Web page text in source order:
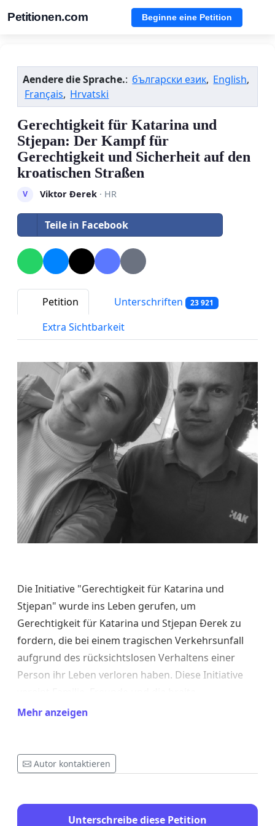
Petitionen.com Beginne eine Petition
Aendere die Sprache.: български език, English,
Français, Hrvatski
Gerechtigkeit für Katarina und
Stjepan: Der Kampf für
Gerechtigkeit und Sicherheit auf den
kroatischen Straßen
V Viktor Đerek· HR
Teile in Facebook
Petition Unterschriften 23 921
Extra Sichtbarkeit
Die Initiative "Gerechtigkeit für Katarina und
Stjepan" wurde ins Leben gerufen, um
Gerechtigkeit für Katarina und Stjepan Đerek zu
fordern, die bei einem tragischen Verkehrsunfall
aufgrund des rücksichtslosen Verhaltens einer
Person ihr Leben verloren haben. Diese Initiative
Gemeinschaft, die angesichts dieses Unrechts nicht
breiteres Ziel: sicherzustellen, dass sich solche
Tragödien nie wiederholen.
Warum ist das wichtig?
Mehr anzeigen
Autor kontaktieren
Unterschreibe diese Petition